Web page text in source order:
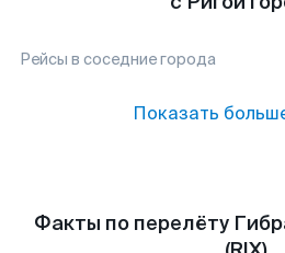
Рейсы в соседние города
Показать
Факты по перелёту